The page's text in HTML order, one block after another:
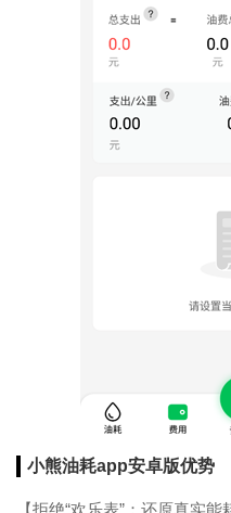
小熊油耗app安卓版优势
【拒绝“欢乐表”：还原真实